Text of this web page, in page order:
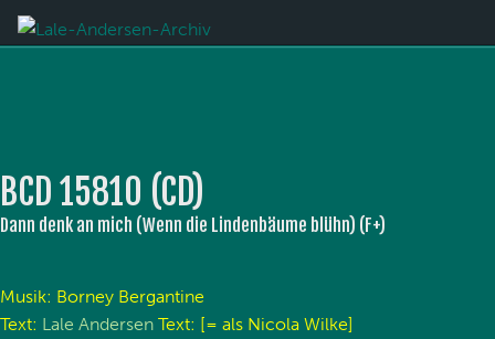
BCD 15810 (CD)
Dann denk an mich (Wenn die Lindenbäume blühn) (F+)
Musik: Borney Bergantine
Text: Lale Andersen Text: [= als Nicola Wilke]